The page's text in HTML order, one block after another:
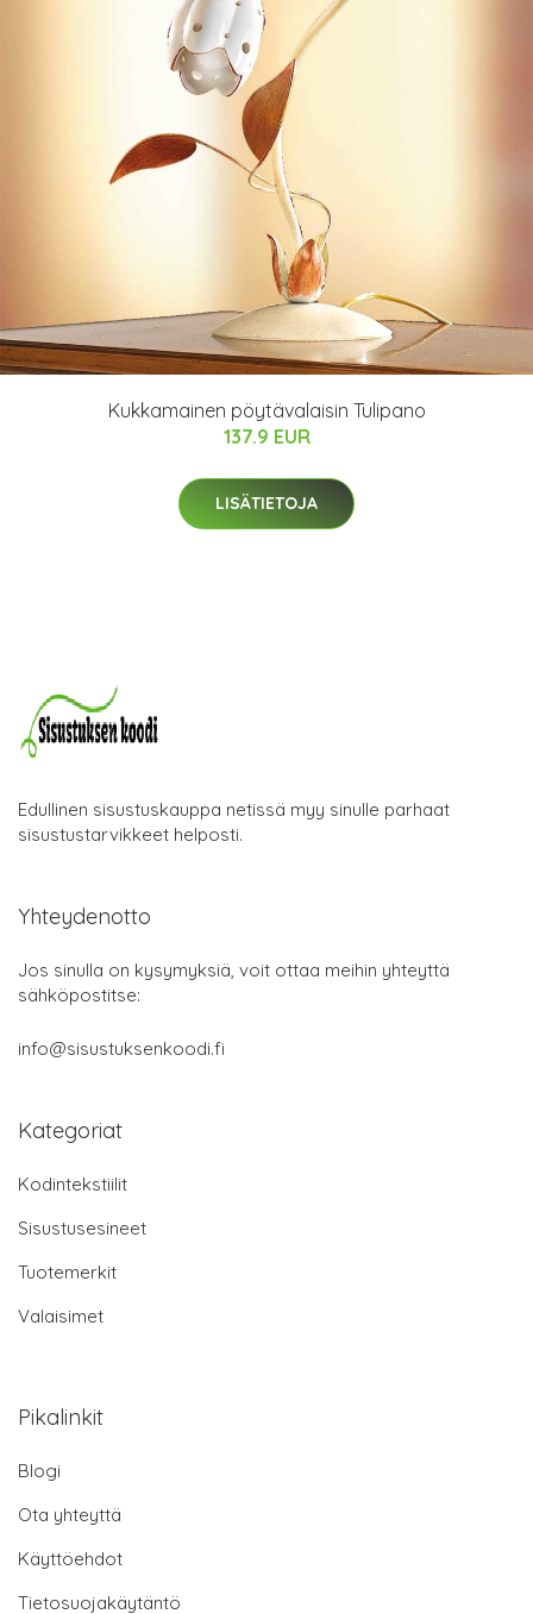
Kukkamainen pöytävalaisin Tulipano
137.9 EUR
LISÄTIETOJA
Edullinen sisustuskauppa netissä myy sinulle parhaat
sisustustarvikkeet helposti.
Yhteydenotto
Jos sinulla on kysymyksiä, voit ottaa meihin yhteyttä
sähköpostitse:
info@sisustuksenkoodi.fi
Kategoriat
Kodintekstiilit
Sisustusesineet
Tuotemerkit
Valaisimet
Pikalinkit
Blogi
Ota yhteyttä
Käyttöehdot
Tietosuojakäytäntö